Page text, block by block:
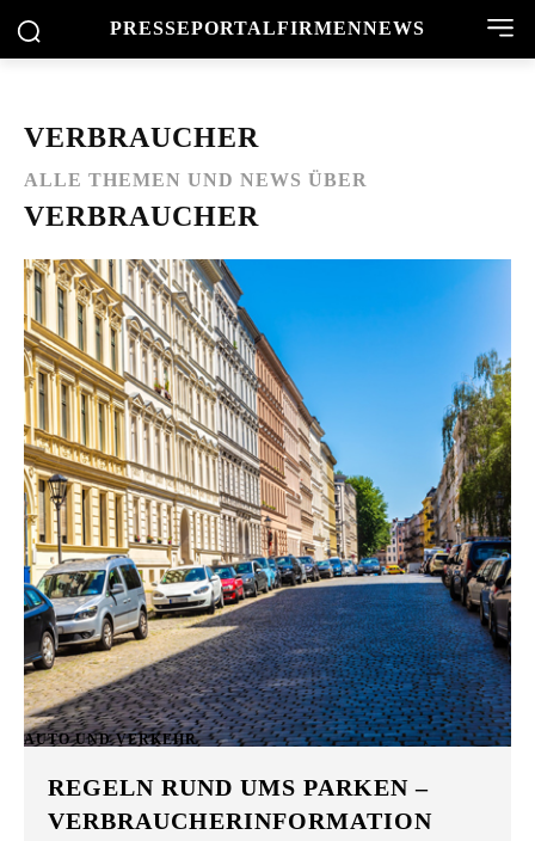
PRESSEPORTALFIRMENNEWS
VERBRAUCHER
ALLE THEMEN UND NEWS ÜBER
VERBRAUCHER
AUTO UND VERKEHR
REGELN RUND UMS PARKEN –
VERBRAUCHERINFORMATION